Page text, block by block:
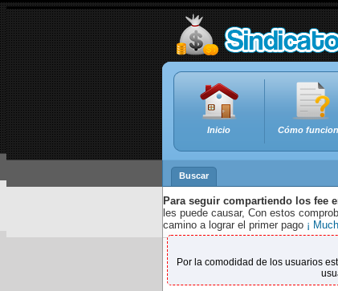
Inicio Cómo
Buscar
Para seguir compartiendo los fee
les puede causar, Con estos
camino a lograr el primer pago ¡
Por la comodidad de los usuarios